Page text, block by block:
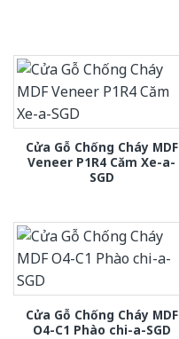
Cửa Gỗ Chống Cháy MDF
Veneer P1R4 Căm Xe-a-
SGD
Cửa Gỗ Chống Cháy MDF
O4-C1 Phào chi-a-SGD